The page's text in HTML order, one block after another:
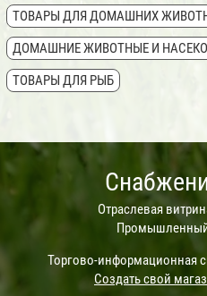
ТОВАРЫ ДЛЯ ДОМАШНИХ
ДОМАШНИЕ ЖИВОТНЫЕ И
ТОВАРЫ ДЛЯ РЫБ
Отраслевая
Торгово-информационная
Создать свой